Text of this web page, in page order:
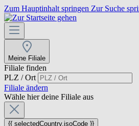
Zum Hauptinhalt springen Zur Suche
Meine Filiale
Filiale finden
PLZ / Ort
Filiale ändern
Wähle hier deine Filiale aus
{{ selectedCountry.isoCode }}